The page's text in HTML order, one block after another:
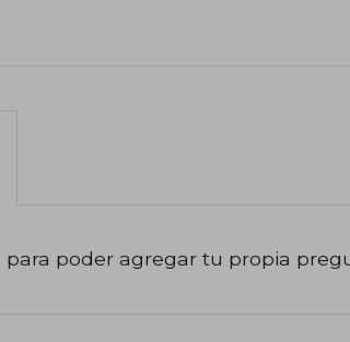
para poder agregar tu propia